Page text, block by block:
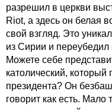
разрешил в церкви
Riot, а здесь он белая
свой взгляд. Это
из Сирии и
Можете себе
католический,
президента? Он
говорит как есть. Мало